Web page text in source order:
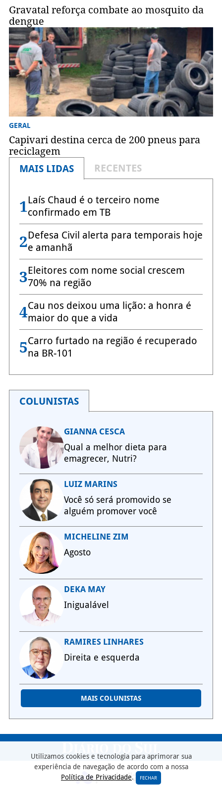
Gravatal reforça combate ao mosquito da
dengue
GERAL
Capivari destina cerca de 200 pneus para
reciclagem
MAIS LIDAS
RECENTES
1Laís Chaud é o terceiro nome
confirmado em TB
2Defesa Civil alerta para temporais hoje
e amanhã
3Eleitores com nome social crescem
70% na região
4Cau nos deixou uma lição: a honra é
maior do que a vida
5Carro furtado na região é recuperado
na BR-101
COLUNISTAS
GIANNA CESCA
Qual a melhor dieta para
emagrecer, Nutri?
LUIZ MARINS
Você só será promovido se
alguém promover você
MICHELINE ZIM
Agosto
DEKA MAY
Inigualável
RAMIRES LINHARES
Direita e esquerda
MAIS COLUNISTAS
Utilizamos cookies e tecnologia para aprimorar sua
experiência de navegação de acordo com a nossa
Política de Privacidade. FECHAR